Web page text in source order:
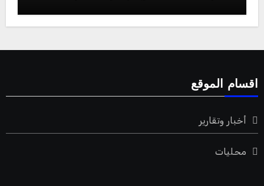
اقسام الموقع
أخبار وتقارير
محليات